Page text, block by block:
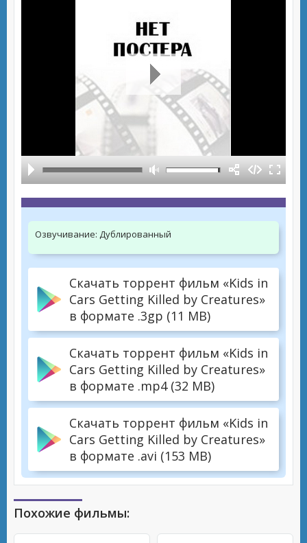
Озвучивание: Дублированный
Скачать торрент фильм «Kids in
Cars Getting Killed by Creatures»
в формате .3gp (11 MB)
Скачать торрент фильм «Kids in
Cars Getting Killed by Creatures»
в формате .mp4 (32 MB)
Скачать торрент фильм «Kids in
Cars Getting Killed by Creatures»
в формате .avi (153 MB)
Похожие фильмы: